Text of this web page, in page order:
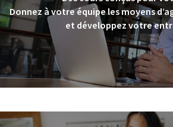
Donnez à votre équipe les moyens
et développez votre